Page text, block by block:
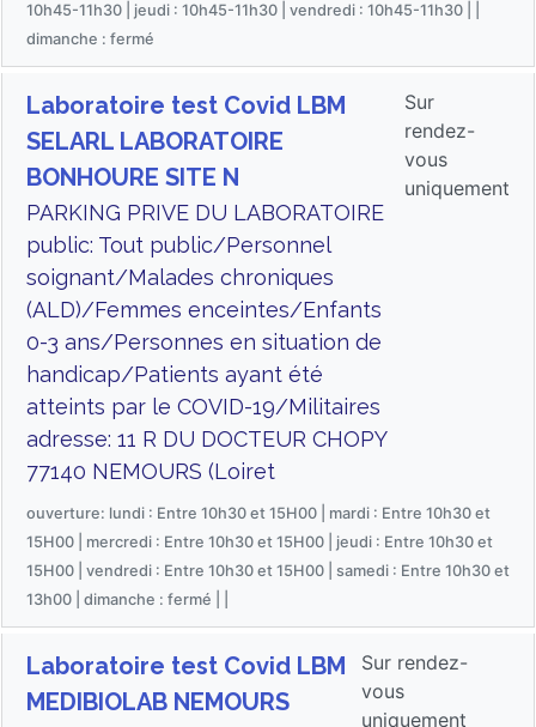
10h45-11h30 | jeudi : 10h45-11h30 | vendredi : 10h45-11h30 | |
dimanche : fermé
Laboratoire test Covid LBM
SELARL LABORATOIRE
BONHOURE SITE N
PARKING PRIVE DU LABORATOIRE
public: Tout public/Personnel
soignant/Malades chroniques
(ALD)/Femmes enceintes/Enfants
0-3 ans/Personnes en situation de
handicap/Patients ayant été
atteints par le COVID-19/Militaires
adresse: 11 R DU DOCTEUR CHOPY
77140 NEMOURS (Loiret
Sur
rendez-
vous
uniquement
ouverture: lundi : Entre 10h30 et 15H00 | mardi : Entre 10h30 et
15H00 | mercredi : Entre 10h30 et 15H00 | jeudi : Entre 10h30 et
15H00 | vendredi : Entre 10h30 et 15H00 | samedi : Entre 10h30 et
13h00 | dimanche : fermé | |
Laboratoire test Covid LBM
MEDIBIOLAB NEMOURS
Sur rendez-
vous
uniquement